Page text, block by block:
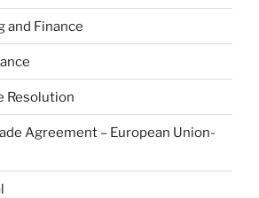
and Finance
Resolution
Agreement – European Union-